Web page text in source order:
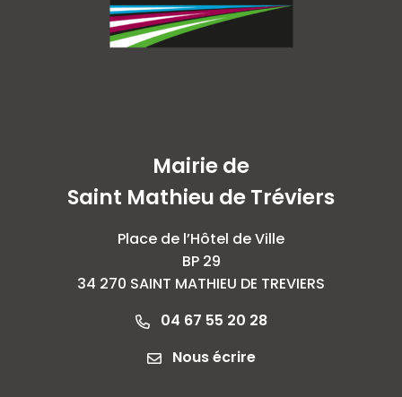
Mairie de
Saint Mathieu de Tréviers
Place de l’Hôtel de Ville
BP 29
34 270 SAINT MATHIEU DE TREVIERS
04 67 55 20 28
Nous écrire